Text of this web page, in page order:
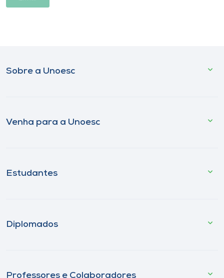
Sobre a Unoesc
Venha para a Unoesc
Estudantes
Diplomados
Professores e Colaboradores